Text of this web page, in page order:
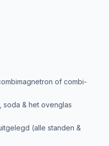
of combi-
soda & het ovenglas
(alle standen &